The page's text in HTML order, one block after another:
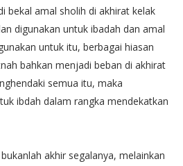
bekal amal sholih di akhirat kelak
digunakan untuk ibadah dan amal
untuk itu, berbagai hiasan
bahkan menjadi beban di akhirat
semua itu, maka
ibdah dalam rangka mendekatkan
akhir segalanya, melainkan